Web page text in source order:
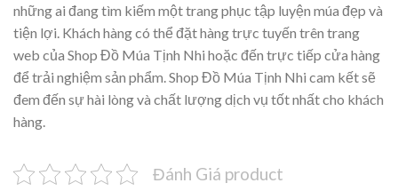
những ai đang tìm kiếm một trang phục tập luyện múa đẹp và
tiện lợi. Khách hàng có thể đặt hàng trực tuyến trên trang
web của Shop Đồ Múa Tịnh Nhi hoặc đến trực tiếp cửa hàng
để trải nghiệm sản phẩm. Shop Đồ Múa Tịnh Nhi cam kết sẽ
đem đến sự hài lòng và chất lượng dịch vụ tốt nhất cho khách
hàng.
Đánh Giá product